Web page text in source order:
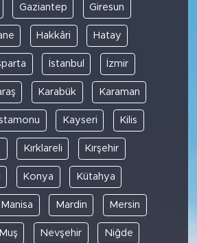
Gaziantep Giresun
Hakkâri Hatay
İstanbul İzmir
Karabük Karaman
Kayseri Kilis
Kırklareli Kırşehir
Konya Kütahya
Manisa Mardin Mersin
Muş Nevşehir Niğde